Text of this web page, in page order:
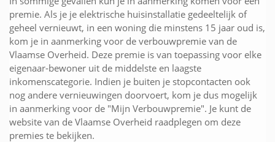
premie. Als je je elektrische huisinstallatie gedeeltelijk of
geheel vernieuwt, in een woning die minstens 15 jaar oud is,
kom je in aanmerking voor de verbouwpremie van de
Vlaamse Overheid. Deze premie is van toepassing voor elke
eigenaar-bewoner uit de middelste en laagste
inkomenscategorie. Indien je buiten je stopcontacten ook
nog andere vernieuwingen doorvoert, kom je dus mogelijk
in aanmerking voor de "Mijn Verbouwpremie". Je kunt de
website van de Vlaamse Overheid raadplegen om deze
premies te bekijken.